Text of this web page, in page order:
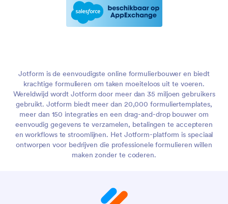
Jotform is de eenvoudigste online formulierbouwer en biedt
krachtige formulieren om taken moeiteloos uit te voeren.
Wereldwijd wordt Jotform door meer dan 35 miljoen gebruikers
gebruikt. Jotform biedt meer dan 20,000 formuliertemplates,
meer dan 150 integraties en een drag-and-drop bouwer om
eenvoudig gegevens te verzamelen, betalingen te accepteren
en workflows te stroomlijnen. Het Jotform-platform is speciaal
ontworpen voor bedrijven die professionele formulieren willen
maken zonder te coderen.